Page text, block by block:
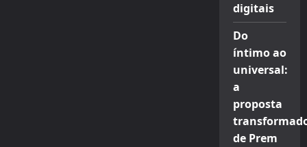
digitais
Do
íntimo ao
universal:
a
proposta
de Prem